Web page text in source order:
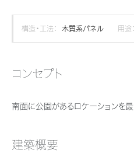
中古住宅検索
分譲マンション検索
売る
住まいの売却
社宅建築
医療・介護・子育て・障がい
土地活用の基礎から長期安定経営を
ホームラウンジ 土地活用・賃貸経営
ホテル・旅館リフォーム
実例動画や基礎知識、収納の工夫な
の具体策とアイデアを豊富にご用意し
事業用売買
ご相談窓口
お客様センター
ミサワホームグループ
IR情報
SDGs
構造・工法： 木質系パネル 用途：
コンセプト
南面に公園があるロケーションを
建築概要